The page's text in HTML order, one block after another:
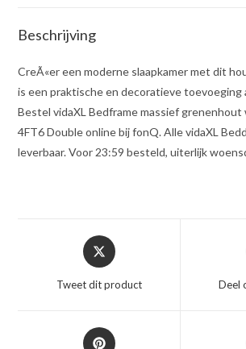
Beschrijving
CreÃ«er een moderne slaapkamer met dit
is een praktische en decoratieve toevoeging
Bestel vidaXL Bedframe massief grenenhout
4FT6 Double online bij fonQ. Alle vidaXL
leverbaar. Voor 23:59 besteld, uiterlijk
Opent
in
nieuw
Tweet dit product Deel
Opent